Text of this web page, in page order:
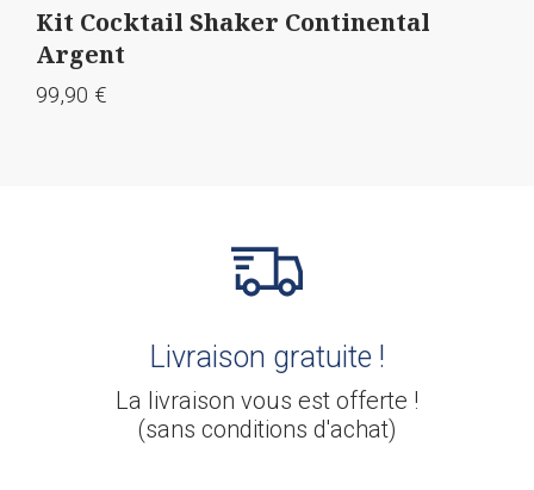
Cocktail Shaker Continental
€
Livraison gratuite !
La livraison vous est offerte !
(sans conditions d'achat)